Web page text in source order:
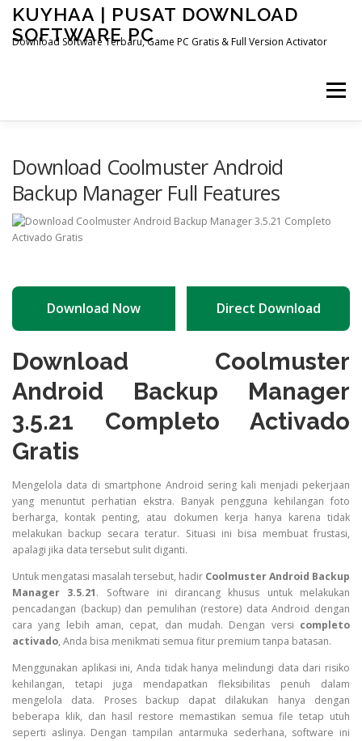
Skip
content
KUYHAA | PUSAT DOWNLOAD
SOFTWARE PC
Download Software Terbaru, Game PC Gratis & Full Version Activator
Menu
Download Coolmuster Android
Backup Manager Full Features
Download Now Direct Download
Download Coolmuster
Android Backup Manager
3.5.21 Completo Activado
Gratis
Mengelola data di smartphone Android sering kali menjadi pekerjaan
yang menuntut perhatian ekstra. Banyak pengguna kehilangan foto
berharga, kontak penting, atau dokumen kerja hanya karena tidak
melakukan backup secara teratur. Situasi ini bisa membuat frustasi,
apalagi jika data tersebut sulit diganti.
Untuk mengatasi masalah tersebut, hadir Coolmuster Android Backup
Manager 3.5.21. Software ini dirancang khusus untuk melakukan
pencadangan (backup) dan pemulihan (restore) data Android dengan
cara yang lebih aman, cepat, dan mudah. Dengan versi completo
activado, Anda bisa menikmati semua fitur premium tanpa batasan.
Menggunakan aplikasi ini, Anda tidak hanya melindungi data dari risiko
kehilangan, tetapi juga mendapatkan fleksibilitas penuh dalam
mengelola data. Proses backup dapat dilakukan hanya dengan
beberapa klik, dan hasil restore memastikan semua file tetap utuh
seperti aslinya. Dengan tampilan antarmuka sederhana, software ini